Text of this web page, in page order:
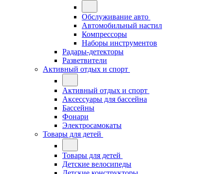
Обслуживание авто
Автомобильный настил
Компрессоры
Наборы инструментов
Радары-детекторы
Разветвители
Активный отдых и спорт
Активный отдых и спорт
Аксессуары для бассейна
Бассейны
Фонари
Электросамокаты
Товары для детей
Товары для детей
Детские велосипеды